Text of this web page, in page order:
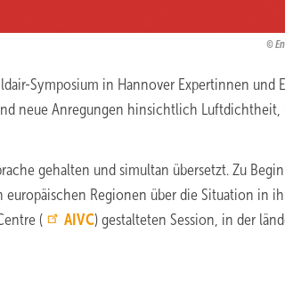
Symposium in Hannover Expertinnen und
neue Anregungen hinsichtlich
gehalten und simultan übersetzt. Zu
Regionen über die Situation in
(
AIVC) gestalteten Session, in der